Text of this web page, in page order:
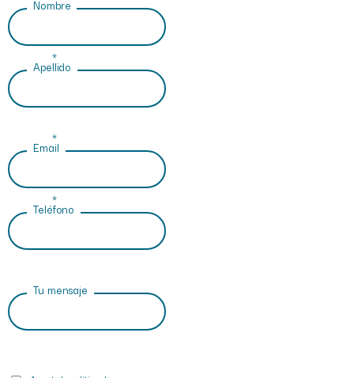
Nombre
Apellido
*
Email
*
Teléfono
*
Tu mensaje